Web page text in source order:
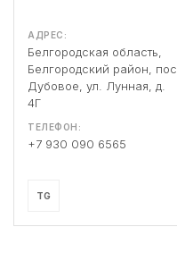
АДРЕС:
Белгородская область,
Белгородский район, пос.
Дубовое, ул. Лунная, д.
4Г
ТЕЛЕФОН:
+7 930 090 6565
TG